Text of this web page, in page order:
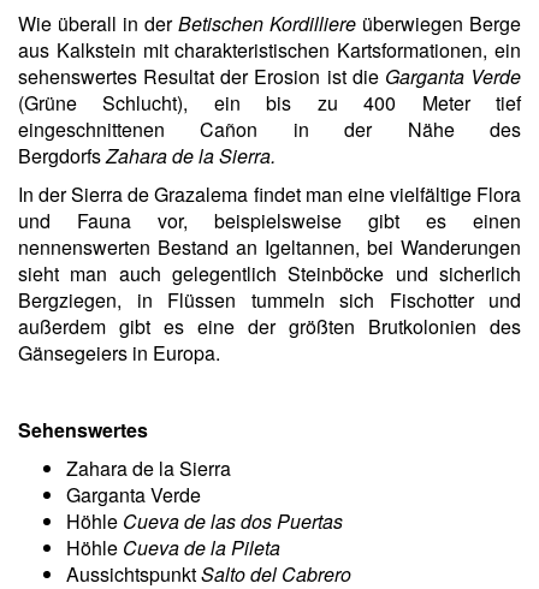
Wie überall in derBetischen Kordilliere überwiegen Berge
aus Kalkstein mit charakteristischen Kartsformationen, ein
sehenswertes Resultat der Erosion ist die Garganta Verde
(Grüne Schlucht), ein bis zu 400 Meter tief
eingeschnittenen Cañon in der Nähe des
BergdorfsZahara de la Sierra.
In der Sierra de Grazalema findet man eine vielfältige Flora
und Fauna vor, beispielsweise gibt es einen
nennenswerten Bestand an Igeltannen, bei Wanderungen
sieht man auch gelegentlich Steinböcke und sicherlich
Bergziegen, in Flüssen tummeln sich Fischotter und
außerdem gibt es eine der größten Brutkolonien des
Gänsegeiers in Europa.
Sehenswertes
Zahara de la Sierra
Garganta Verde
Höhle Cueva de las dos Puertas
Höhle Cueva de la Pileta
AussichtspunktSalto del Cabrero